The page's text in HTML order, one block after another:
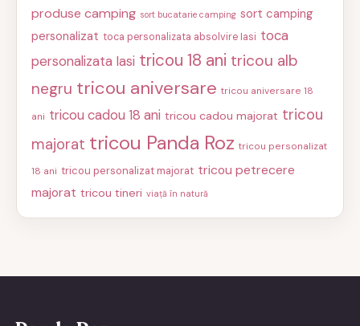
produse camping sort bucatarie camping sort camping
personalizat toca personalizata absolvire Iasi toca
personalizata Iasi tricou 18 ani tricou alb
negru tricou aniversare tricou aniversare 18
ani tricou cadou 18 ani tricou cadou majorat tricou
majorat tricou Panda Roz tricou personalizat
18 ani tricou personalizat majorat tricou petrecere
majorat tricou tineri viață în natură